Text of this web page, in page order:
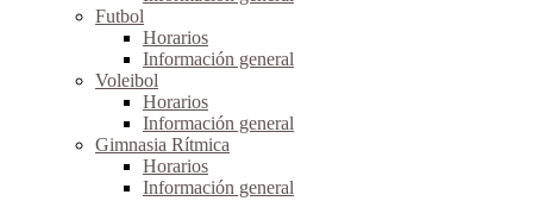
Futbol
Horarios
Información general
Voleibol
Horarios
Información general
Gimnasia Rítmica
Horarios
Información general